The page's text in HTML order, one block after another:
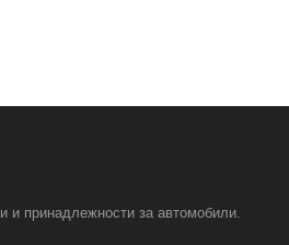
и принадлежности за автомобили.